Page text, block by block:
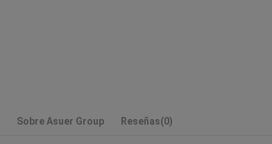
Sobre Asuer Group Reseñas(0)